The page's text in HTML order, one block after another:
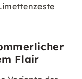
Flair